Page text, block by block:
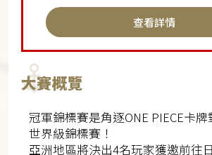
查看詳情
大賽概覽
冠軍錦標賽是角逐ONE PIECE卡
世界級錦標賽！
亞洲地區將決出4名玩家獲邀前往